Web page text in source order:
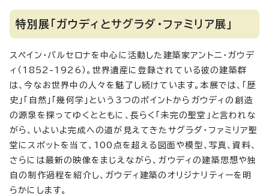
特別展「ガウディとサグラダ・ファミリア展」
スペイン・バルセロナを中心に活動した建築家アントニ・ガウデ
ィ（1852-1926）。世界遺産に登録されている彼の建築群
は、今なお世界中の人々を魅了し続けています。本展では、「歴
史」「自然」「幾何学」という3つのポイントからガウディの創造
の源泉を探ってゆくとともに、長らく「未完の聖堂」と言われな
がら、いよいよ完成への道が見えてきたサグラダ・ファミリア聖
堂にスポットを当て、100点を超える図面や模型、写真、資料、
さらには最新の映像をまじえながら、ガウディの建築思想や独
自の制作過程を紹介し、ガウディ建築のオリジナリティーを明
らかにします。